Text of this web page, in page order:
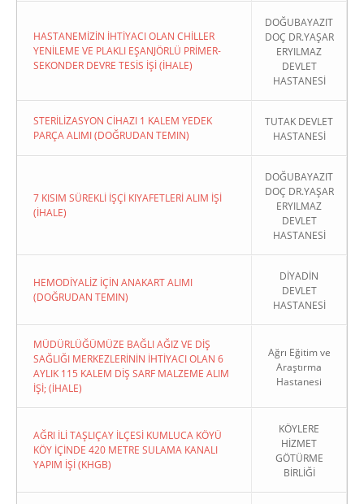
HASTANEMİZİN İHTİYACI OLAN CHİLLER
YENİLEME VE PLAKLI EŞANJÖRLÜ PRİMER-
SEKONDER DEVRE TESİS İŞİ (İHALE)
DOĞUBAYAZIT
DOÇ DR.YAŞAR
ERYILMAZ
DEVLET
HASTANESİ
STERİLİZASYON CİHAZI 1 KALEM YEDEK
PARÇA ALIMI (DOĞRUDAN TEMIN)
TUTAK DEVLET
HASTANESİ
7 KISIM SÜREKLİ İŞÇİ KIYAFETLERİ ALIM İŞİ
(İHALE)
DOĞUBAYAZIT
DOÇ DR.YAŞAR
ERYILMAZ
DEVLET
HASTANESİ
HEMODİYALİZ İÇİN ANAKART ALIMI
(DOĞRUDAN TEMIN)
DİYADİN
DEVLET
HASTANESİ
MÜDÜRLÜĞÜMÜZE BAĞLI AĞIZ VE DİŞ
SAĞLIĞI MERKEZLERİNİN İHTİYACI OLAN 6
AYLIK 115 KALEM DİŞ SARF MALZEME ALIM
İŞİ; (İHALE)
Ağrı Eğitim ve
Araştırma
Hastanesi
AĞRI İLİ TAŞLIÇAY İLÇESİ KUMLUCA KÖYÜ
KÖY İÇİNDE 420 METRE SULAMA KANALI
YAPIM İŞİ (KHGB)
KÖYLERE
HİZMET
GÖTÜRME
BİRLİĞİ